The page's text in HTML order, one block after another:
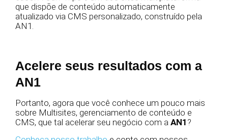
que dispõe de conteúdo automaticamente
atualizado via CMS personalizado, construído pela
AN1.
Acelere seus resultados com a
AN1
Portanto, agora que você conhece um pouco mais
sobre Multisites, gerenciamento de conteúdo e
CMS, que tal acelerar seu negócio com a AN1 ?